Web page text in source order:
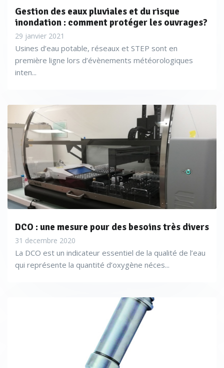
Gestion des eaux pluviales et du risque
inondation : comment protéger les ouvrages?
29 janvier 2021
Usines d’eau potable, réseaux et STEP sont en
première ligne lors d’évènements météorologiques
inten...
DCO : une mesure pour des besoins très divers
31 decembre 2020
La DCO est un indicateur essentiel de la qualité de l’eau
qui représente la quantité d’oxygène néces...